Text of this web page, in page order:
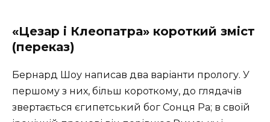
«Цезар і Клеопатра» короткий зміст
(переказ)
Бернард Шоу написав два варіанти прологу. У
першому з них, більш короткому, до глядачів
звертається єгипетський бог Сонця Ра; в своїй